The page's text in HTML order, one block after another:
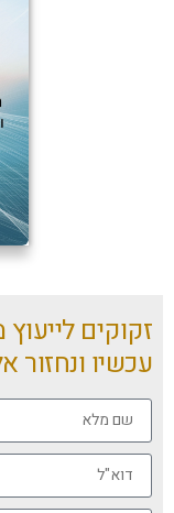
זקוקים
עכשיו ונחזור